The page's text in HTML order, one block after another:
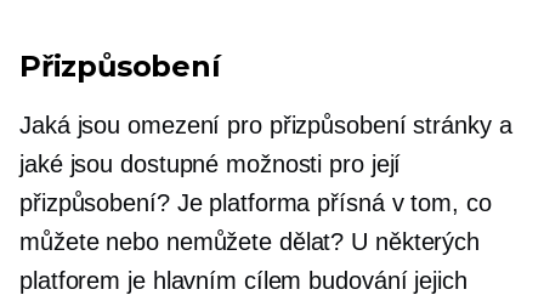
Přizpůsobení
Jaká jsou omezení pro přizpůsobení stránky a
jaké jsou dostupné možnosti pro její
přizpůsobení? Je platforma přísná v tom, co
můžete nebo nemůžete dělat? U některých
platforem je hlavním cílem budování jejich